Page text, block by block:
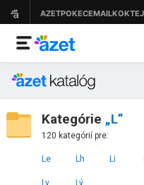
Kategórie „L”
120 kategórií pre:
Le Lh Li
Ly Lý